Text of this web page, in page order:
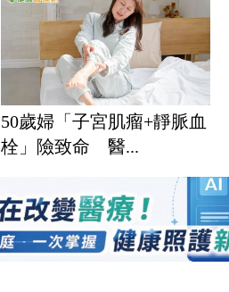
50歲婦「子宮肌瘤+靜脈血
栓」險致命 醫...